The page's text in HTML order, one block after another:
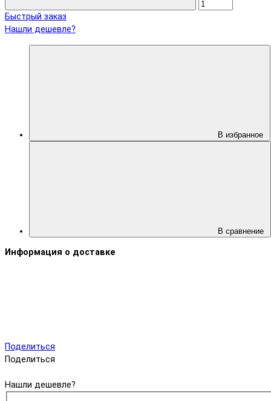
Быстрый заказ
Нашли дешевле?
В избранное
В сравнение
Информация о доставке
Поделиться
Поделиться
Нашли дешевле?